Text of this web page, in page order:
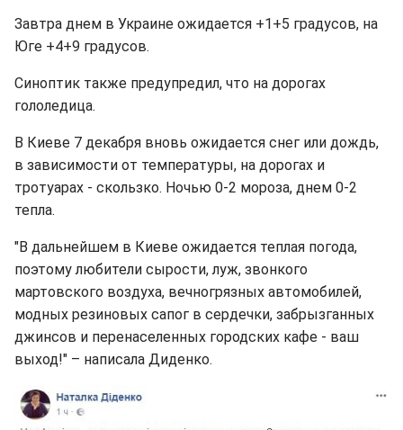
Завтра днем в Украине ожидается +1+5 градусов, на
Юге +4+9 градусов.
Синоптик также предупредил, что на дорогах
гололедица.
В Киеве 7 декабря вновь ожидается снег или дождь,
в зависимости от температуры, на дорогах и
тротуарах - скользко. Ночью 0-2 мороза, днем 0-2
тепла.
"В дальнейшем в Киеве ожидается теплая погода,
поэтому любители сырости, луж, звонкого
мартовского воздуха, вечногрязных автомобилей,
модных резиновых сапог в сердечки, забрызганных
джинсов и перенаселенных городских кафе - ваш
выход!" – написала Диденко.